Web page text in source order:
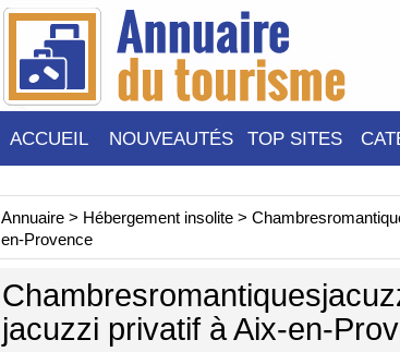
ACCUEIL NOUVEAUTÉS TOP SITES
Annuaire > Hébergement insolite >
en-Provence
jacuzzi privatif à Aix-en-